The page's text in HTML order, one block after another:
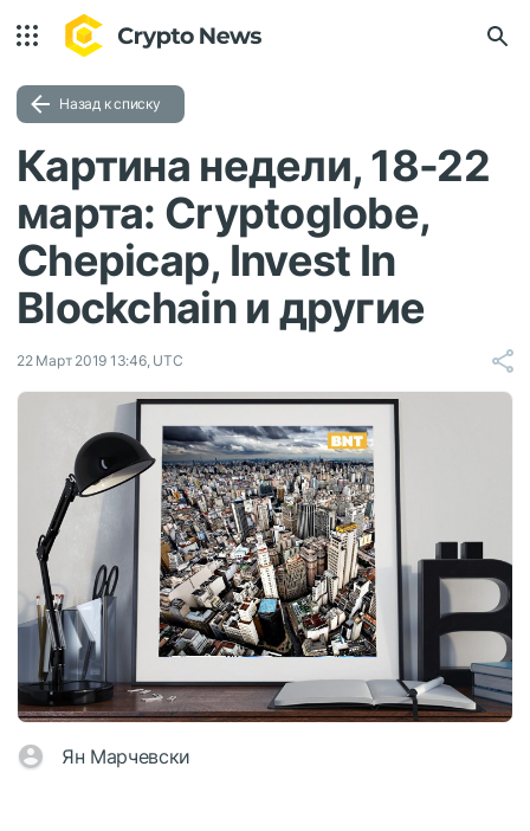
Назад к списку
Картина недели, 18-22
марта: Cryptoglobe,
Chepicap, Invest In
Blockchain и другие
22 Март 2019 13:46, UTC
Ян Марчевски